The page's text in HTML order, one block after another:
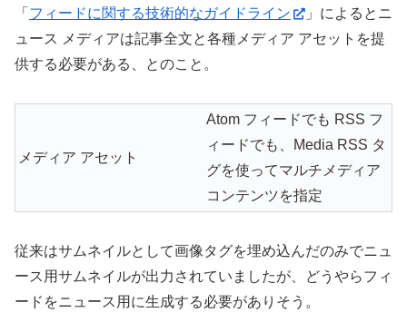
「 フィードに関する技術的なガイドライン
」によるとニ
ュース メディアは記事全文と各種メディア アセットを提
供する必要がある、とのこと。
メディア アセット
Atom フィードでも RSS フ
ィードでも、Media RSS タ
グを使ってマルチメディア
コンテンツを指定
従来はサムネイルとして画像タグを埋め込んだのみでニュ
ース用サムネイルが出力されていましたが、どうやらフィ
ードをニュース用に生成する必要がありそう。